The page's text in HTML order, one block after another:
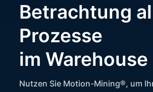
Betrachtung
Prozesse
im Warehouse
Nutzen Sie Motion-Mining®, um